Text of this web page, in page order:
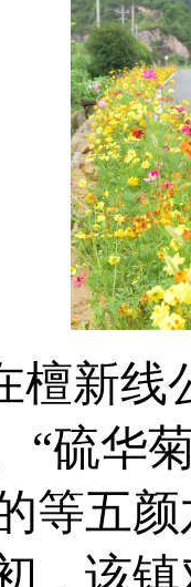
檀新线
“硫华
等五
，该